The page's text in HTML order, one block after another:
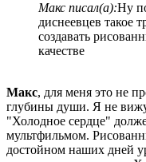
Макс писал(а):Ну
диснеевцев такое
создавать
качестве
Макс, для меня это не
глубины души. Я не
"Холодное сердце"
мультфильмом.
достойном наших дней